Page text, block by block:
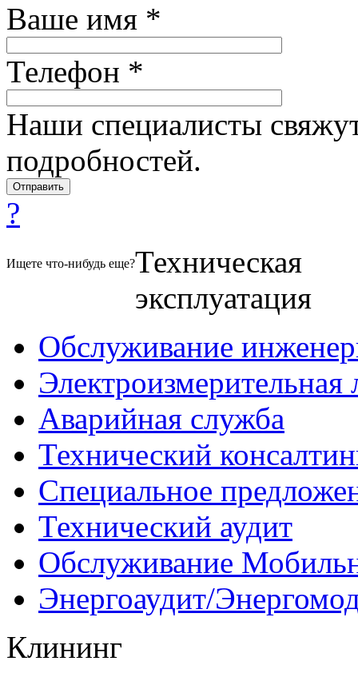
Ваше имя *
Телефон *
Наши специалисты
подробностей.
?
Ищете что-нибудь еще?Техническая
эксплуатация
Обслуживание
Электроизмерительная
Аварийная служба
Технический
Специальное
Технический аудит
Обслуживание
Энергоаудит/
Клининг